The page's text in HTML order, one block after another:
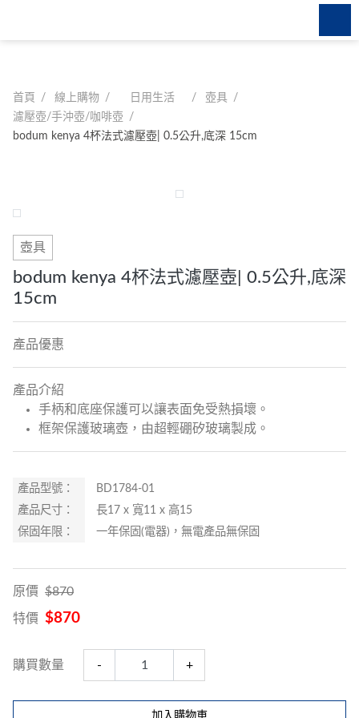
首頁 線上購物 日用生活
壺具
濾壓壺/手沖壺/咖啡壺
bodum kenya 4杯法式濾壓壺| 0.5公升,底深 15cm
壺具
bodum kenya 4杯法式濾壓壺| 0.5公升,底深
15cm
產品優惠
產品介紹
手柄和底座保護可以讓表面免受熱損壞。
框架保護玻璃壺，由超輕硼矽玻璃製成。
產品型號：
BD1784-01
產品尺寸：
長17 x 寬11 x 高15
保固年限：
一年保固(電器)，無電產品無保固
原價 $870
特價 $870
購買數量 - +
建議您使用以下瀏覽器觀看本
Microsoft Edge
Google Chrome Firefox